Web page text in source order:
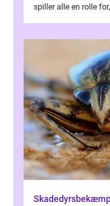
spiller alle en rolle